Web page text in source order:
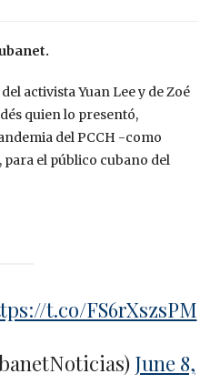
activista Yuan Lee y de Zoé
quien lo presentó,
del PCCH -como
el público cubano del
t.co/FS6rXszsPM
June 8,